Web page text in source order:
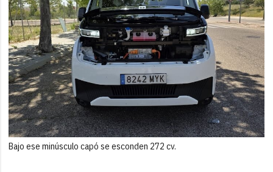
Bajo ese minúsculo capó se esconden 272 cv.